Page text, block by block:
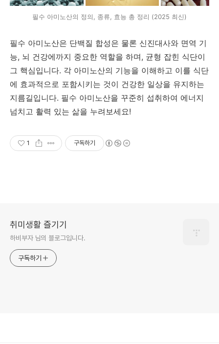
필수 아미노산의 정의, 종류, 효능 총 정리 (2025 최신)
필수 아미노산은 단백질 합성은 물론 신진대사와 면역 기
능, 뇌 건강에까지 중요한 역할을 하며, 균형 잡힌 식단이
그 핵심입니다. 각 아미노산의 기능을 이해하고 이를 식단
에 효과적으로 포함시키는 것이 건강한 일상을 유지하는
지름길입니다. 필수 아미노산을 꾸준히 섭취하여 에너지
넘치고 활력 있는 삶을 누려보세요!
1 구독하기
취미생활 즐기기
하비부자 님의 블로그입니다.
구독하기